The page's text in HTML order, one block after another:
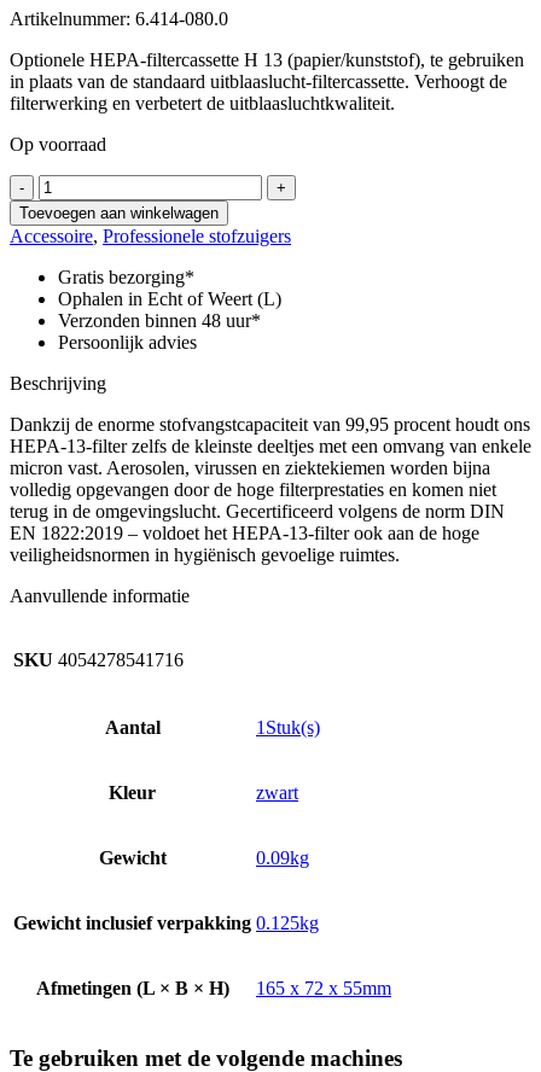
Artikelnummer: 6.414-080.0
Optionele HEPA-filtercassette H 13 (papier/kunststof), te gebruiken
in plaats van de standaard uitblaaslucht-filtercassette. Verhoogt de
filterwerking en verbetert de uitblaasluchtkwaliteit.
Op voorraad
-
HEPA
13
filter
verpakt
(T
12,
T
15)
+
Toevoegen aan winkelwagen
Accessoire, Professionele stofzuigers
Gratis bezorging*
Ophalen in Echt of Weert (L)
Verzonden binnen 48 uur*
Persoonlijk advies
Beschrijving
Dankzij de enorme stofvangstcapaciteit van 99,95 procent houdt ons
HEPA-13-filter zelfs de kleinste deeltjes met een omvang van enkele
micron vast. Aerosolen, virussen en ziektekiemen worden bijna
volledig opgevangen door de hoge filterprestaties en komen niet
terug in de omgevingslucht. Gecertificeerd volgens de norm DIN
EN 1822:2019 – voldoet het HEPA-13-filter ook aan de hoge
veiligheidsnormen in hygiënisch gevoelige ruimtes.
Aanvullende informatie
SKU 4054278541716
Aantal 1Stuk(s)
Kleur zwart
Gewicht 0.09kg
Gewicht inclusief verpakking 0.125kg
Afmetingen (L × B × H) 165 x 72 x 55mm
Te gebruiken met de volgende machines